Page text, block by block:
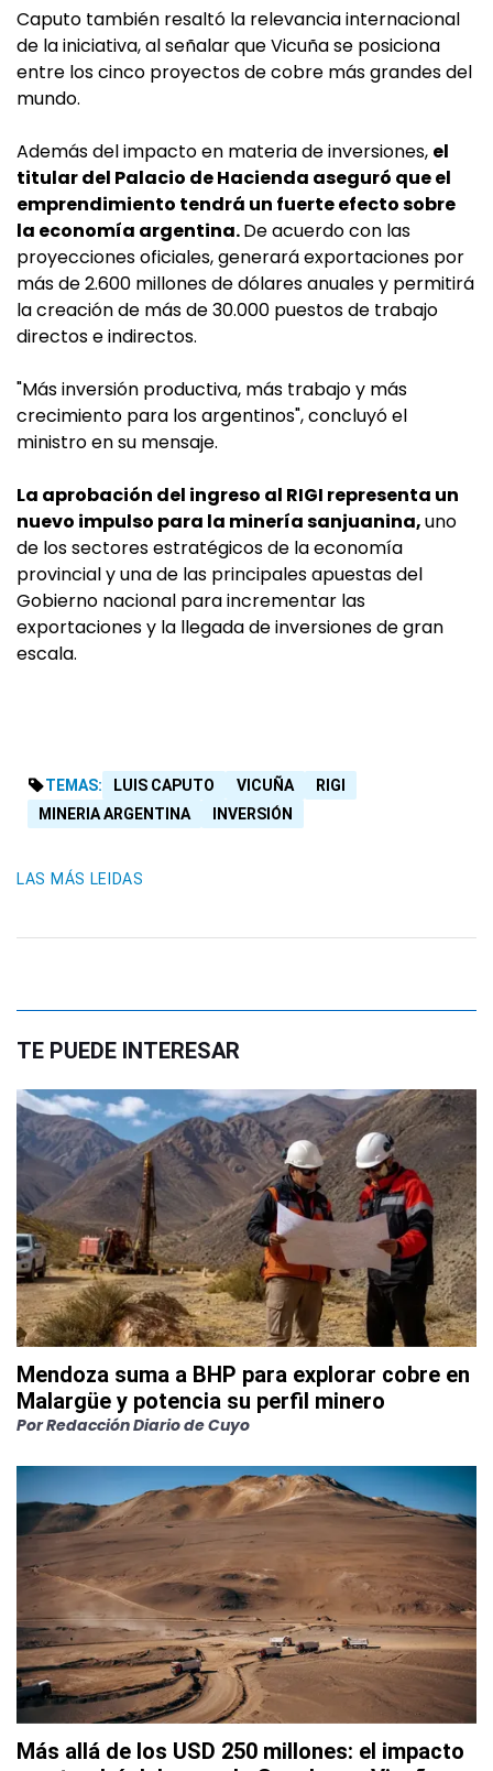
Caputo también resaltó la relevancia internacional
de la iniciativa, al señalar que Vicuña se posiciona
entre los cinco proyectos de cobre más grandes del
mundo.
Además del impacto en materia de inversiones, el
titular del Palacio de Hacienda aseguró que el
emprendimiento tendrá un fuerte efecto sobre
la economía argentina.De acuerdo con las
proyecciones oficiales, generará exportaciones por
más de 2.600 millones de dólares anuales y permitirá
la creación de más de 30.000 puestos de trabajo
directos e indirectos.
"Más inversión productiva, más trabajo y más
crecimiento para los argentinos", concluyó el
ministro en su mensaje.
La aprobación del ingreso al RIGI representa un
nuevo impulso para la minería sanjuanina,uno
de los sectores estratégicos de la economía
provincial y una de las principales apuestas del
Gobierno nacional para incrementar las
exportaciones y la llegada de inversiones de gran
escala.
TEMAS: LUIS CAPUTO VICUÑA
RIGI
MINERIA ARGENTINA
INVERSIÓN
LAS MÁS LEIDAS
TE PUEDE INTERESAR
Mendoza suma a BHP para explorar cobre en
Malargüe y potencia su perfil minero
PorRedacción Diario de Cuyo
Más allá de los USD 250 millones: el impacto